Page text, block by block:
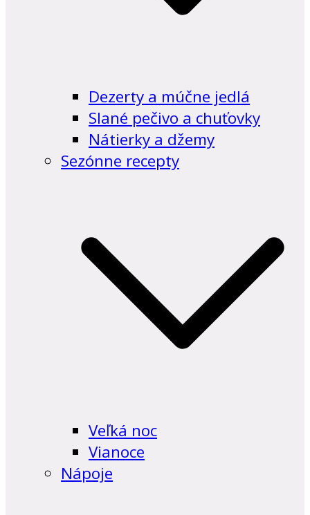
Dezerty a múčne jedlá
Slané pečivo a chuťovky
Nátierky a džemy
Sezónne recepty
Veľká noc
Vianoce
Nápoje